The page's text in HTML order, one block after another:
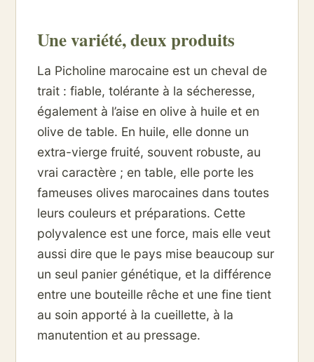
Une variété, deux produits
La Picholine marocaine est un cheval de
trait : fiable, tolérante à la sécheresse,
également à l’aise en olive à huile et en
olive de table. En huile, elle donne un
extra-vierge fruité, souvent robuste, au
vrai caractère ; en table, elle porte les
fameuses olives marocaines dans toutes
leurs couleurs et préparations. Cette
polyvalence est une force, mais elle veut
aussi dire que le pays mise beaucoup sur
un seul panier génétique, et la différence
entre une bouteille rêche et une fine tient
au soin apporté à la cueillette, à la
manutention et au pressage.